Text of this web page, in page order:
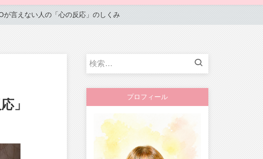
が言えない人の「心の反応」のしくみ
」
検
プロフィール